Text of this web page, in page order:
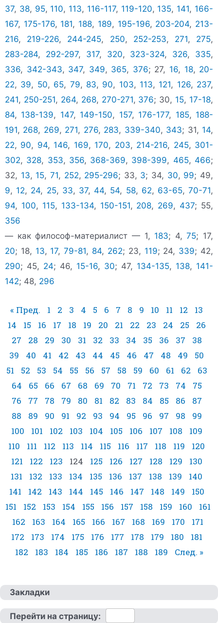
37, 38, 95, 110, 113, 116-117, 119-120, 135, 141, 166-
167, 175-176, 181, 188, 189, 195-196, 203-204, 213-
216, 219-226, 244-245, 250, 252-253, 271, 275,
283-284, 292-297, 317, 320, 323-324, 326, 335,
336, 342-343, 347, 349, 365, 376; 27, 16, 18, 20-
22, 39, 50, 65, 79, 83, 90, 103, 113, 121, 126, 237,
241, 250-251, 264, 268, 270-271, 376; 30, 15, 17-18,
84, 138-139, 147, 149-150, 157, 176-177, 185, 188-
191, 268, 269, 271, 276, 283, 339-340, 343; 31, 14,
22, 90, 94, 146, 169, 170, 203, 214-216, 245, 301-
302, 328, 353, 356, 368-369, 398-399, 465, 466;
32, 13, 15, 71, 252, 295-296; 33, 3; 34, 30, 99; 49,
9, 12, 24, 25, 33, 37, 44, 54, 58, 62, 63-65,70-71,
94, 100, 115, 133-134, 150-151, 208, 269, 437; 55,
356
— как философ-материалист — 1, 183; 4,75; 17,
20; 18, 13, 17,79-81, 84, 262; 23, 119; 24, 339; 42,
290; 45, 24; 46, 15-16, 30; 47, 134-135, 138, 141-
142; 48, 296
« Пред. 1 2 3 4 5 6 7 8 9 10 11 12
13
14
15 16 17 18 19 20 21 22 23 24 25
26
27
28 29 30 31 32 33 34 35 36 37
38
39
40 41 42 43 44 45 46 47 48 49
50
51
52 53 54 55 56 57 58 59 60 61 62
63
64
65 66 67 68 69 70 71 72 73 74
75
76
77 78 79 80 81 82 83 84 85 86
87
88
89 90 91 92 93 94 95 96 97 98
99
100
101 102 103 104 105 106 107 108
109
110
111 112 113 114 115 116 117 118 119
120
121
122 123 124 125 126 127 128 129
130
131
132 133 134 135 136 137 138 139
140
141
142 143 144 145 146 147 148 149
150
151
152 153 154 155 156 157 158 159 160
161
162
163 164 165 166 167 168 169 170
171
172
173 174 175 176 177 178 179 180
181
182
183 184 185 186 187 188 189 След. »
Закладки
Перейти на страницу: